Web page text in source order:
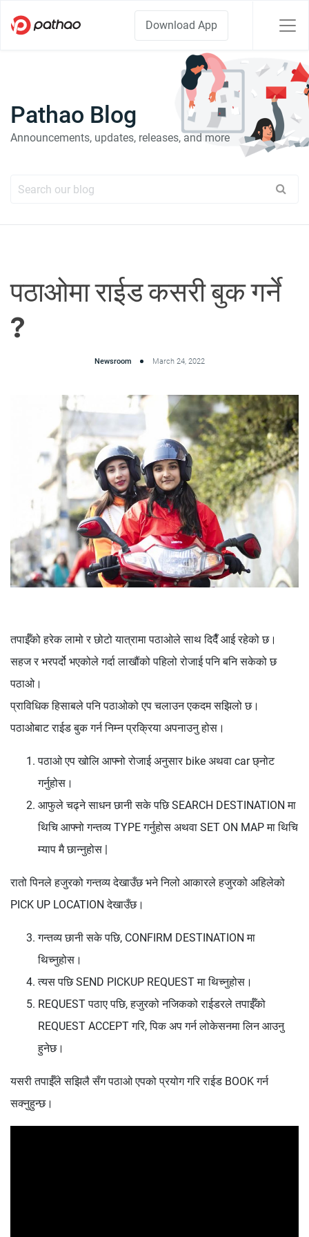
Download App
Pathao Blog
Announcements, updates, releases, and more
पठाओमा राईड कसरी बुक गर्ने
?
Newsroom March 24, 2022
तपाईँको हरेक लामो र छोटो यात्रामा पठाओले साथ दिदैँ आई रहेको छ।
सहज र भरपर्दो भएकोले गर्दा लाखौंको पहिलो रोजाई पनि बनि सकेको छ
पठाओ।
प्राविधिक हिसाबले पनि पठाओको एप चलाउन एकदम सझिलो छ।
पठाओबाट राईड बुक गर्न निम्‍न प्रक्रिया अपनाउनु होस।
पठाओ एप खोलि आफ्नो रोजाई अनुसार bike अथवा car छ्नोट
गर्नुहोस।
आफुले चढ्ने साधन छानी सके पछि SEARCH DESTINATION मा
थिचि आफ्नो गन्तव्य TYPE गर्नुहोस अथवा SET ON MAP मा थिचि
म्‍याप मै छान्‍नुहोस |
रातो पिनले हजुरको गन्तव्य देखाउँछ भने निलो आकारले हजुरको अहिलेको
PICK UP LOCATION देखाउँछ।
गन्तव्य छानी सके पछि, CONFIRM DESTINATION मा
थिच्‍नुहोस।
त्‍यस पछि SEND PICKUP REQUEST मा थिच्‍नुहोस।
REQUEST पठाए पछि, हजुरको नजिकको राईडरले तपाईँको
REQUEST ACCEPT गरि, पिक अप गर्न लोकेसनमा लिन आउनु
हुनेछ।
यसरी तपाईँले सझिलै सँग पठाओ एपको प्रयोग गरि राईड BOOK गर्न
सक्नुहुन्छ।